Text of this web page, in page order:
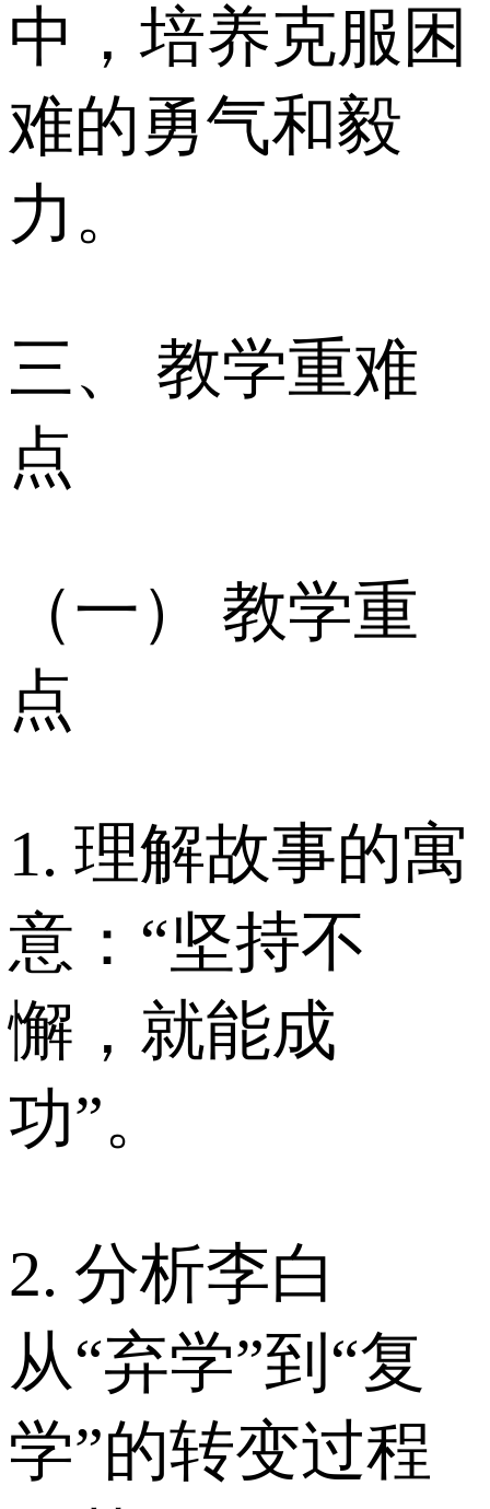
中，培养克服困
难的勇气和毅
力。
三、 教学重难
点
（一） 教学重
点
1. 理解故事的寓
意：“坚持不
懈，就能成
功”。
2. 分析李白
从“弃学”到“复
学”的转变过程